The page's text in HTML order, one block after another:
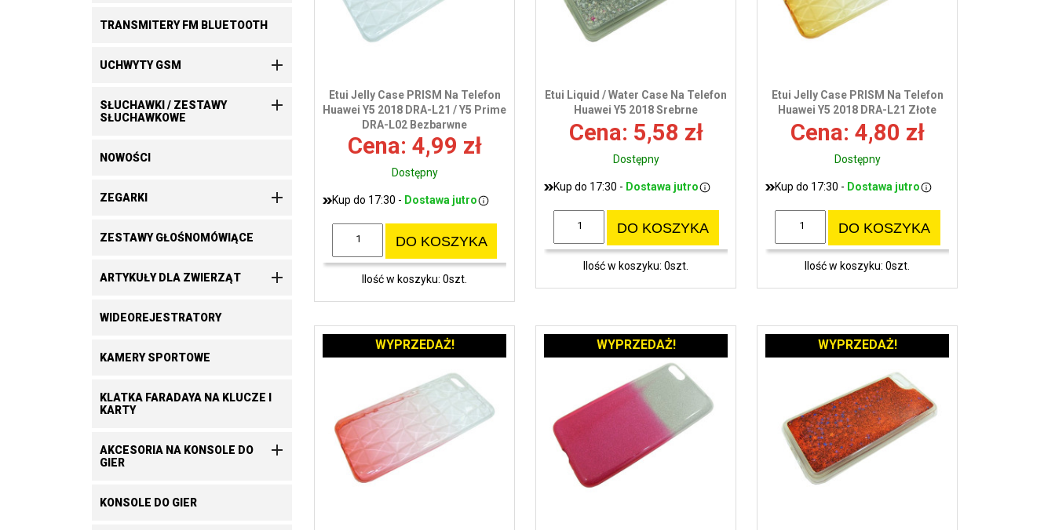
TRANSMITERY FM BLUETOOTH
UCHWYTY GSM 
SŁUCHAWKI / ZESTAWY
SŁUCHAWKOWE

NOWOŚCI
ZEGARKI 
ZESTAWY GŁOŚNOMÓWIĄCE
ARTYKUŁY DLA ZWIERZĄT 
WIDEOREJESTRATORY
KAMERY SPORTOWE
KLATKA FARADAYA NA KLUCZE I
KARTY
AKCESORIA NA KONSOLE DO
GIER

KONSOLE DO GIER
Etui Jelly Case PRISM Na Telefon
Huawei Y5 2018 DRA-L21 / Y5 Prime
DRA-L02 Bezbarwne
Cena: 4,99 zł
Dostępny
Kup do 17:30 - Dostawa jutro
DO KOSZYKA
Ilość w koszyku: 0szt.
Etui Liquid / Water Case Na Telefon
Huawei Y5 2018 Srebrne
Cena: 5,58 zł
Dostępny
Kup do 17:30 - Dostawa jutro
DO KOSZYKA
Ilość w koszyku: 0szt.
Etui Jelly Case PRISM Na Telefon
Huawei Y5 2018 DRA-L21 Złote
Cena: 4,80 zł
Dostępny
Kup do 17:30 - Dostawa jutro
DO KOSZYKA
Ilość w koszyku: 0szt.
WYPRZEDAŻ! WYPRZEDAŻ! WYPRZEDAŻ!